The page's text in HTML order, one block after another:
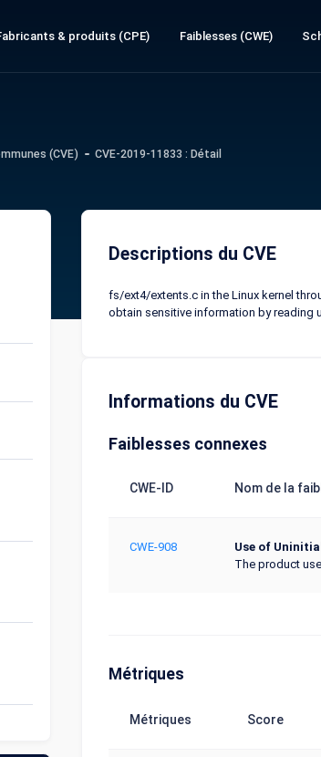
& produits (CPE) Faiblesses (CWE)
(CVE) CVE-2019-11833 : Détail
Descriptions du CVE
fs/ext4/extents.c in the Linux kernel
obtain sensitive information by reading
Informations du CVE
Faiblesses connexes
CWE-ID Nom de la
CWE-908
Use of
The product
Métriques
Métriques Score